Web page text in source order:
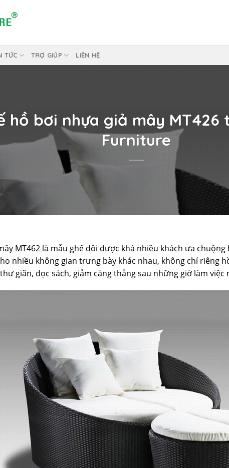
TỨC TRỢ GIÚP LIÊN HỆ
hồ bơi nhựa giả mây MT426
Furniture
MT462 là mẫu ghế đôi được khá nhiều khách ưa
nhiều không gian trưng bày khác nhau, không chỉ riêng
giãn, đọc sách, giảm căng thẳng sau những giờ làm việc